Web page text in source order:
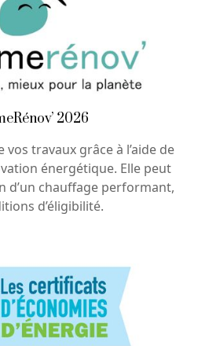
2026
travaux grâce à l’aide de
énergétique. Elle peut
d’un chauffage performant,
d’éligibilité.